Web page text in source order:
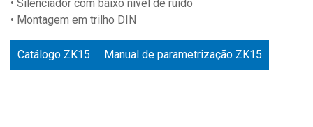
• Silenciador com baixo nível de ruído
• Montagem em trilho DIN
Catálogo ZK15 Manual de parametrização ZK15